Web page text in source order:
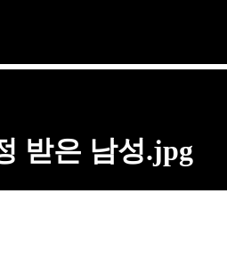
받은 남성.jpg